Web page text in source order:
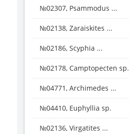
№02307, Psammodus ...
№02138, Zaraiskites ...
№02186, Scyphia ...
№02178, Camptopecten sp.
№04771, Archimedes ...
№04410, Euphyllia sp.
№02136, Virgatites ...